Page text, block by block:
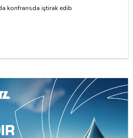
konfransda iştirak edib